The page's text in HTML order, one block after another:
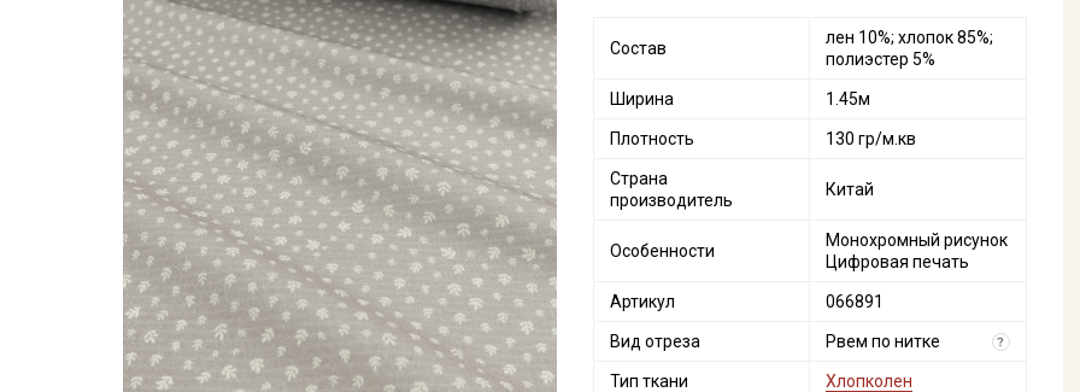
Состав
лен 10%; хлопок 85%;
полиэстер 5%
Ширина 1.45м
Плотность 130 гр/м.кв
Страна
производитель
Китай
Особенности
Монохромный рисунок
Цифровая печать
Артикул 066891
Вид отреза Рвем по нитке ?
Тип ткани Хлопколен